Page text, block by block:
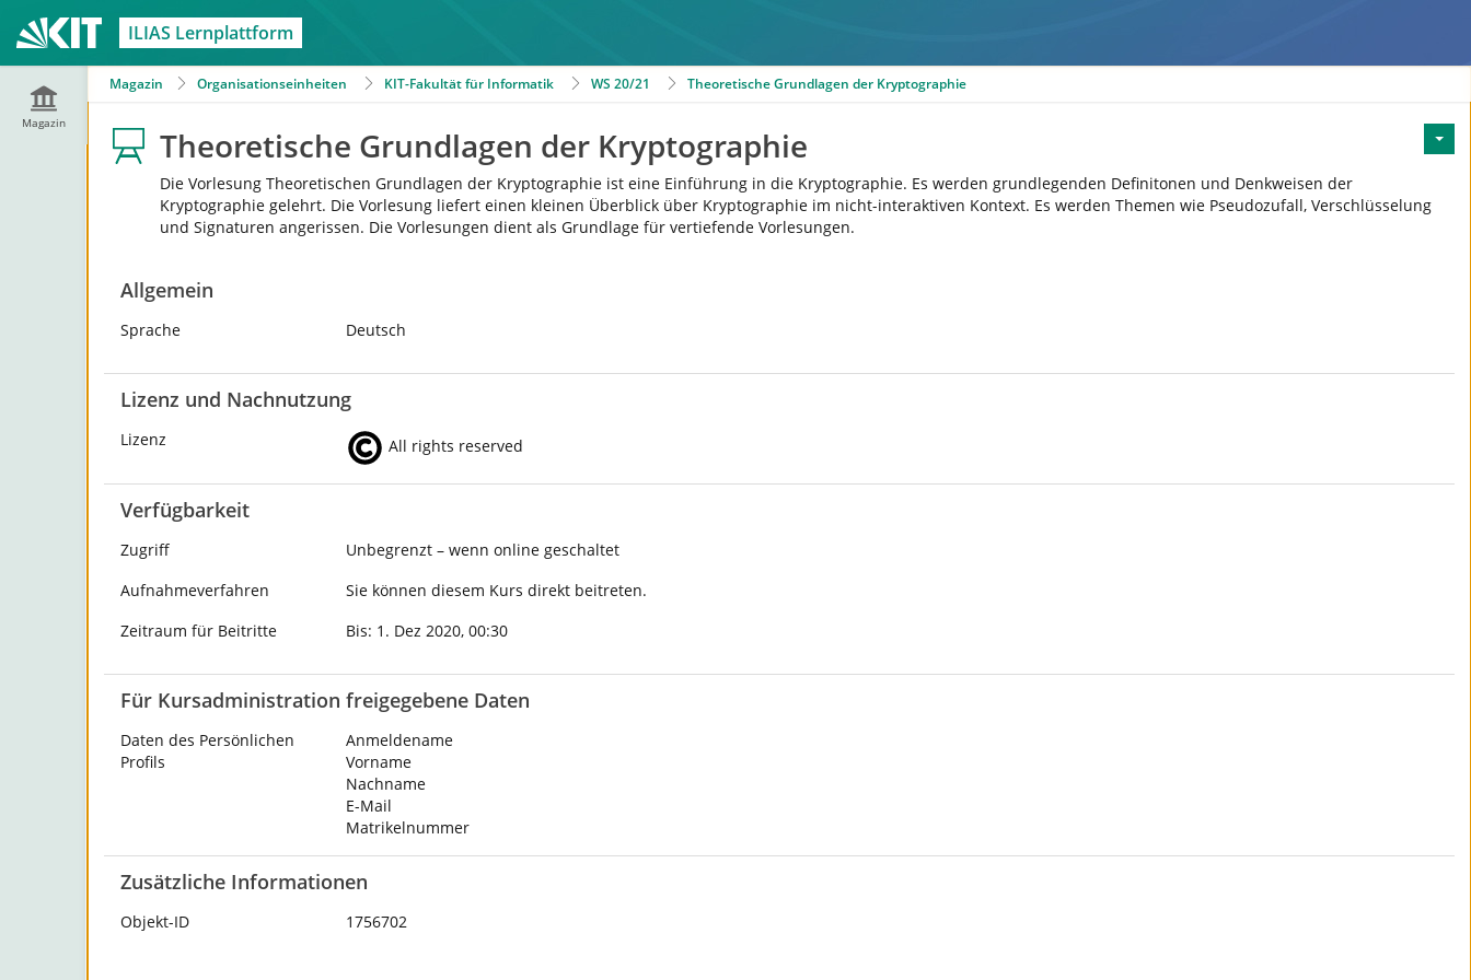
ILIAS Lernplattform
Magazin
Theoretische Grundlagen der Kryptographie
WS 20/21
KIT-Fakultät für Informatik
Organisationseinheiten
Magazin
Theoretische Grundlagen der Kryptographie
Die Vorlesung Theoretischen Grundlagen der Kryptographie ist eine Einführung in die Kryptographie. Es werden grundlegenden Definitonen und Denkweisen der
Kryptographie gelehrt. Die Vorlesung liefert einen kleinen Überblick über Kryptographie im nicht-interaktiven Kontext. Es werden Themen wie Pseudozufall, Verschlüsselung
und Signaturen angerissen. Die Vorlesungen dient als Grundlage für vertiefende Vorlesungen.
Allgemein
Sprache Deutsch
Lizenz und Nachnutzung
Lizenz All rights reserved
Verfügbarkeit
Zugriff
Unbegrenzt – wenn online geschaltet
Aufnahmeverfahren
Sie können diesem Kurs direkt beitreten.
Zeitraum für Beitritte
Bis: 1. Dez 2020, 00:30
Für Kursadministration freigegebene Daten
Daten des Persönlichen
Profils
Anmeldename
Vorname
Nachname
E-Mail
Matrikelnummer
Zusätzliche Informationen
Objekt-ID 1756702